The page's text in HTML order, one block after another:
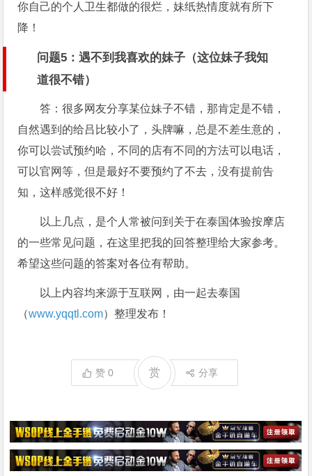
你自己的个人卫生都做的很烂，妹纸热情度就有所下
降！
问题5：遇不到我喜欢的妹子（这位妹子我知
道很不错）
答：很多网友分享某位妹子不错，那肯定是不错，
自然遇到的给吕比较小了，头牌嘛，总是不差生意的，
你可以尝试预约哈，不同的店有不同的方法可以电话，
可以官网等，但是最好不要预约了不去，没有提前告
知，这样感觉很不好！
以上几点，是个人常被问到关于在泰国体验按摩店
的一些常见问题，在这里把我的回答整理给大家参考。
希望这些问题的答案对各位有帮助。
以上内容均来源于互联网，由一起去泰国
（www.yqqtl.com）整理发布！
赞0 赏 分享